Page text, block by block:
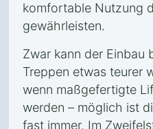
komfortable Nutzung
gewährleisten.
Zwar kann der Einbau
Treppen etwas teurer
wenn maßgefertigte
werden – möglich ist
fast immer. Im